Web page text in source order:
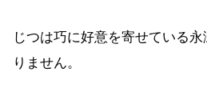
じつは巧に好意を寄せている
りません。